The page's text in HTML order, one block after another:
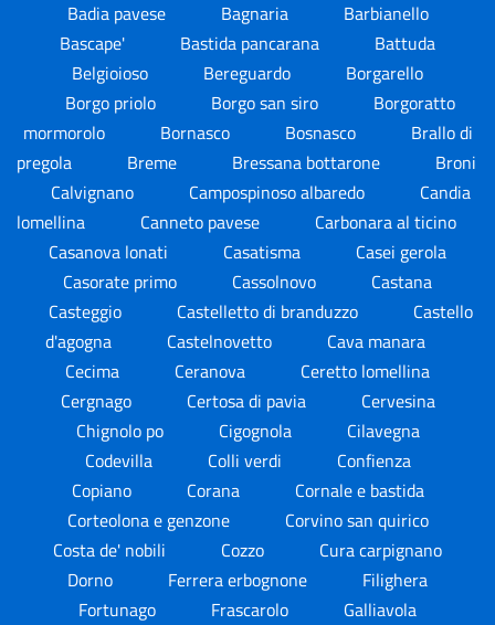
Badia pavese
Bagnaria
Barbianello
Bascape'
Bastida pancarana
Battuda
Belgioioso
Bereguardo
Borgarello
Borgo priolo
Borgo san siro
Borgoratto
mormorolo
Bornasco Bosnasco
Brallo di
pregola
Breme Bressana bottarone
Broni
Calvignano
Campospinoso albaredo
Candia
lomellina
Canneto pavese
Carbonara al ticino
Casanova lonati
Casatisma
Casei gerola
Casorate primo
Cassolnovo
Castana
Casteggio
Castelletto di branduzzo
Castello
d'agogna
Castelnovetto
Cava manara
Cecima
Ceranova
Ceretto lomellina
Cergnago
Certosa di pavia
Cervesina
Chignolo po
Cigognola
Cilavegna
Codevilla
Colli verdi
Confienza
Copiano
Corana
Cornale e bastida
Corteolona e genzone
Corvino san quirico
Costa de' nobili
Cozzo
Cura carpignano
Dorno
Ferrera erbognone
Filighera
Fortunago
Frascarolo
Galliavola